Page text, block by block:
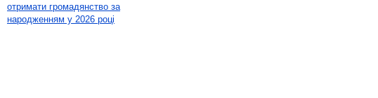
отримати громадянство за
народженням у 2026 році